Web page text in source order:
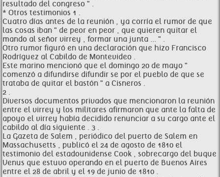
resultado del congreso " .
* Otros testimonios 1 .
Cuatro días antes de la reunión , ya corría el rumor de que
las cosas iban " de peor en peor , que quieren quitar el
mando al señor virrey , formar una junta ... " .
Otro rumor figuró en una declaración que hizo Francisco
Rodríguez al Cabildo de Montevideo .
Este marino mencionó que el domingo 20 de mayo "
comenzó a difundirse difundir se por el pueblo de que se
trataba de quitar el bastón " a Cisneros .
2 .
Diversos documentos privados que mencionaron la reunión
entre el virrey y los militares afirmaron que ante la falta de
apoyo el virrey había decidido renunciar a su cargo ante el
cabildo al día siguiente . 3 .
La Gazeta de Salem , periódico del puerto de Salem en
Massachusetts , publicó el 24 de agosto de 1810 el
testimonio del estadounidense Cook , sobrecargo del buque
Venus que estuvo operando en el puerto de Buenos Aires
entre el 28 de abril y el 19 de junio de 1810 .